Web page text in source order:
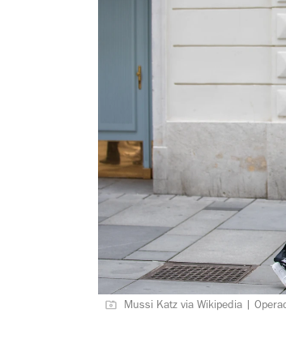
Mussi Katz via Wikipedia |